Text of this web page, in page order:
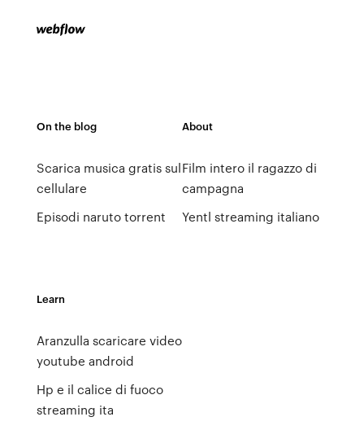
On the blog
Scarica musica gratis sul
cellulare
Episodi naruto torrent
About
Film intero il ragazzo di
campagna
Yentl streaming italiano
Learn
Aranzulla scaricare video
youtube android
Hp e il calice di fuoco
streaming ita